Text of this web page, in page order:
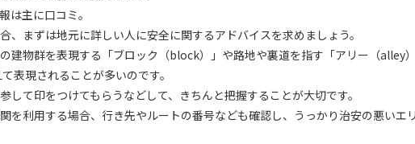
は主に口コミ。
、まずは地元に詳しい人に安全に関するアドバイスを求めましょう。
建物群を表現する「ブロック（block）」や路地や裏道を指す「アリー（alley
表現されることが多いのです。
して印をつけてもらうなどして、きちんと把握することが大切です。
を利用する場合、行き先やルートの番号なども確認し、うっかり治安の悪いエ